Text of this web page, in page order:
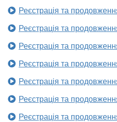
Реєстрація та
Реєстрація та
Реєстрація та
Реєстрація та
Реєстрація та
Реєстрація та
Реєстрація та